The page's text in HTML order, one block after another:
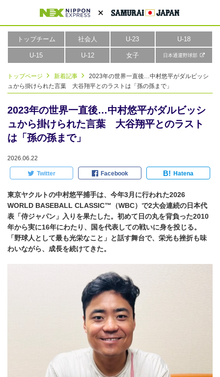
トップチーム 社会人 U-23 U-18
U-15 U-12 女子 日本通運野球部
トップページ 新着記事
2023年の世界一直後…中村悠平がダルビッシ
ュから掛けられた言葉 大谷翔平とのラストは「孫の孫まで」
2023年の世界一直後…中村悠平がダルビッシ
ュから掛けられた言葉 大谷翔平とのラスト
は「孫の孫まで」
2026.06.22
Twitter Facebook B! Hatena
東京ヤクルトの中村悠平捕手は、今年3月に行われた2026
WORLD BASEBALL CLASSIC™（WBC）で2大会連続の日本代
表「侍ジャパン」入りを果たした。初めて日の丸を背負った2010
年から実に16年にわたり、国を代表しての戦いに身を投じる。
「野球人として最も光栄なこと」と話す舞台で、栄光も挫折も味
わいながら、成長を続けてきた。